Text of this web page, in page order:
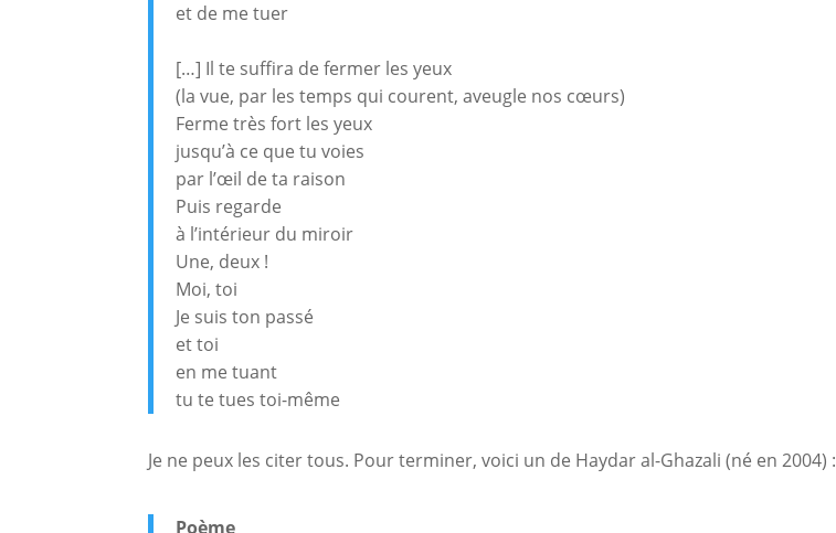
et de me tuer
[…] Il te suffira de fermer les yeux
(la vue, par les temps qui courent, aveugle nos cœurs)
Ferme très fort les yeux
jusqu’à ce que tu voies
par l’œil de ta raison
Puis regarde
à l’intérieur du miroir
Une, deux !
Moi, toi
Je suis ton passé
et toi
en me tuant
tu te tues toi-même
Je ne peux les citer tous. Pour terminer, voici un de Haydar al-Ghazali (né en 2004) :
Poème